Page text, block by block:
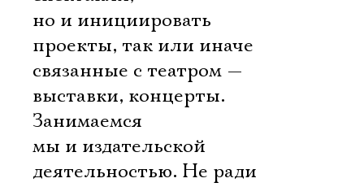
но и инициировать
проекты, так или иначе
связанные с театром —
выставки, концерты.
Занимаемся
мы и издательской
деятельностью. Не ради